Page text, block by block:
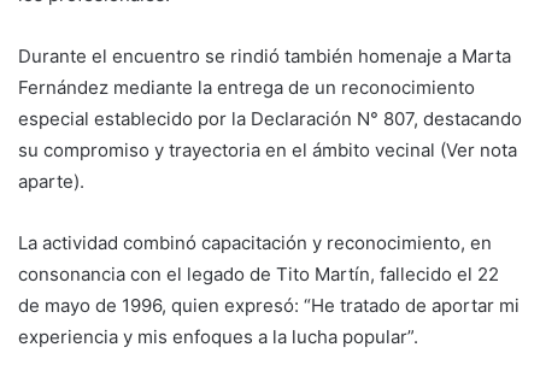
Durante el encuentro se rindió también homenaje a Marta
Fernández mediante la entrega de un reconocimiento
especial establecido por la Declaración N° 807, destacando
su compromiso y trayectoria en el ámbito vecinal (Ver nota
aparte).
La actividad combinó capacitación y reconocimiento, en
consonancia con el legado de Tito Martín, fallecido el 22
de mayo de 1996, quien expresó: “He tratado de aportar mi
experiencia y mis enfoques a la lucha popular”.